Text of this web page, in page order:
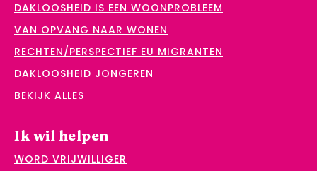
DAKLOOSHEID IS EEN WOONPROBLEEM
VAN OPVANG NAAR WONEN
RECHTEN/PERSPECTIEF EU MIGRANTEN
DAKLOOSHEID JONGEREN
BEKIJK ALLES
Ik wil helpen
WORD VRIJWILLIGER